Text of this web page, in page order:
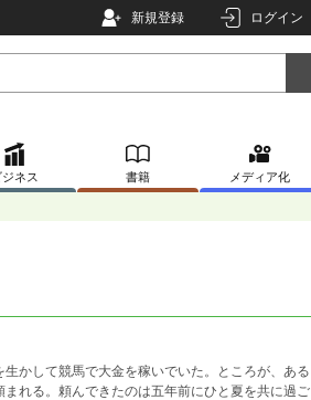
新規登録 ログイン
ジネス 書籍 メディア化
かして競馬で大金を稼いでいた。ところが、ある
れる。頼んできたのは五年前にひと夏を共に過ご